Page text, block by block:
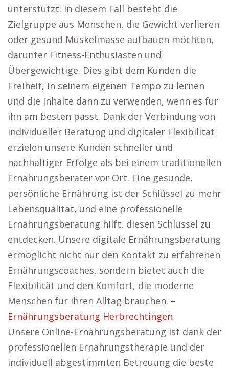
unterstützt. In diesem Fall besteht die
Zielgruppe aus Menschen, die Gewicht verlieren
oder gesund Muskelmasse aufbauen möchten,
darunter Fitness-Enthusiasten und
Übergewichtige. Dies gibt dem Kunden die
Freiheit, in seinem eigenen Tempo zu lernen
und die Inhalte dann zu verwenden, wenn es für
ihn am besten passt. Dank der Verbindung von
individueller Beratung und digitaler Flexibilität
erzielen unsere Kunden schneller und
nachhaltiger Erfolge als bei einem traditionellen
Ernährungsberater vor Ort. Eine gesunde,
persönliche Ernährung ist der Schlüssel zu mehr
Lebensqualität, und eine professionelle
Ernährungsberatung hilft, diesen Schlüssel zu
entdecken. Unsere digitale Ernährungsberatung
ermöglicht nicht nur den Kontakt zu erfahrenen
Ernährungscoaches, sondern bietet auch die
Flexibilität und den Komfort, die moderne
Menschen für ihren Alltag brauchen. –
Ernährungsberatung Herbrechtingen
Unsere Online-Ernährungsberatung ist dank der
professionellen Ernährungstherapie und der
individuell abgestimmten Betreuung die beste